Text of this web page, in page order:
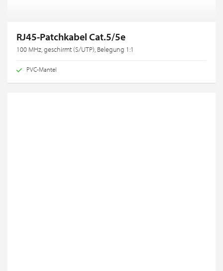
RJ45-Patchkabel Cat.5/5e
100 MHz, geschirmt (S/UTP), Belegung 1:1
PVC-Mantel